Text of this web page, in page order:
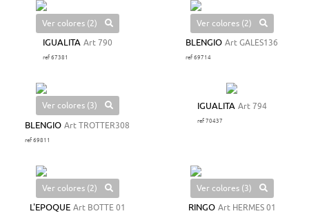
Ver colores (2)
IGUALITA Art 790
ref 67381
Ver colores (2)
BLENGIO Art GALES136
ref 69714
Ver colores (3)
BLENGIO Art TROTTER308
ref 69811
IGUALITA Art 794
ref 70437
Ver colores (2)
L'EPOQUE Art BOTTE 01
Ver colores (3)
RINGO Art HERMES 01